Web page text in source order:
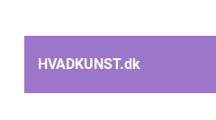
HVADKUNST.dk